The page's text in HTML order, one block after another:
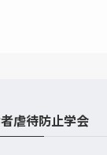
虐待防止学会